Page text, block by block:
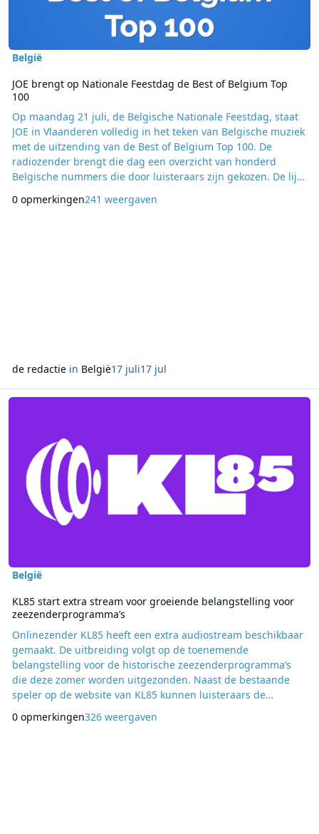
België
JOE brengt op Nationale Feestdag de Best of Belgium Top
100
Op maandag 21 juli, de Belgische Nationale Feestdag, staat
JOE in Vlaanderen volledig in het teken van Belgische muziek
met de uitzending van de Best of Belgium Top 100. De
radiozender brengt die dag een overzicht van honderd
Belgische nummers die door luisteraars zijn gekozen. De lijst
artiesten en bands. Vorig jaar eindigde Mia van Gorki op de
0 opmerkingen241 weergaven
de redactiein België17 juli17 jul
Lees meer over KL85 start extra stream voor groeiende
België
KL85 start extra stream voor groeiende belangstelling voor
zeezenderprogramma’s
Onlinezender KL85 heeft een extra audiostream beschikbaar
gemaakt. De uitbreiding volgt op de toenemende
belangstelling voor de historische zeezenderprogramma’s
die deze zomer worden uitgezonden. Naast de bestaande
speler op de website van KL85 kunnen luisteraars de
via de mobiele app voor Android en iPhone beluisteren. Tot
0 opmerkingen326 weergaven